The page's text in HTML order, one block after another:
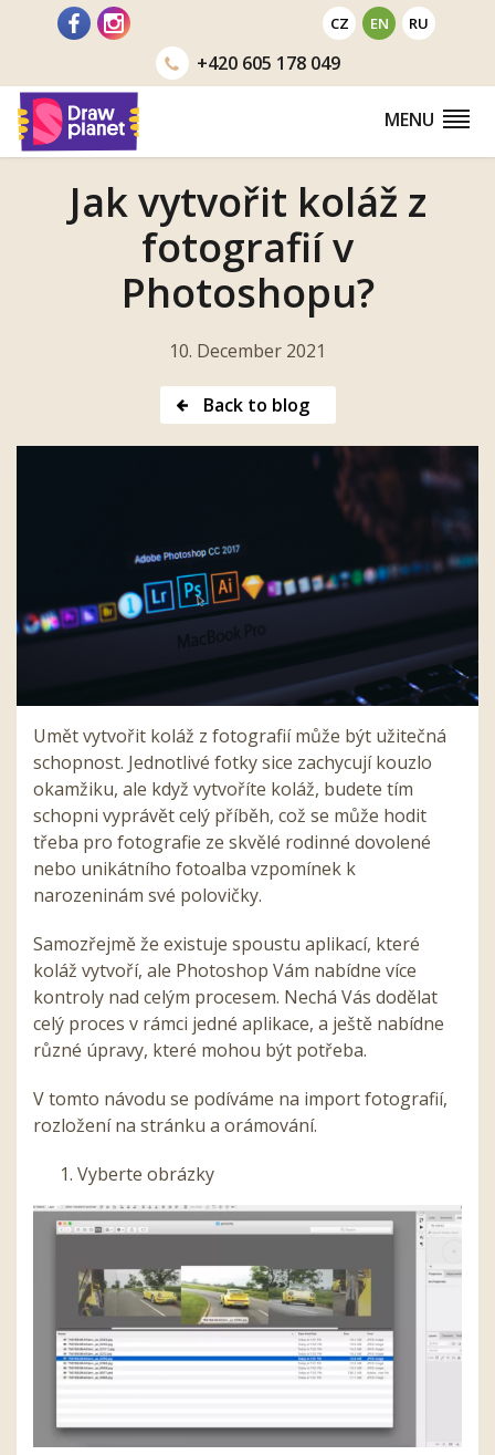
CZ EN RU
+420605 178 049
MENU
Jak vytvořit koláž z
fotografií v
Photoshopu?
10. December 2021
Back to blog
Umět vytvořit koláž z fotografií může být užitečná
schopnost. Jednotlivé fotky sice zachycují kouzlo
okamžiku, ale když vytvoříte koláž, budete tím
schopni vyprávět celý příběh, což se může hodit
třeba pro fotografie ze skvělé rodinné dovolené
nebo unikátního fotoalba vzpomínek k
narozeninám své polovičky.
Samozřejmě že existuje spoustu aplikací, které
koláž vytvoří, ale Photoshop Vám nabídne více
kontroly nad celým procesem. Nechá Vás dodělat
celý proces v rámci jedné aplikace, a ještě nabídne
různé úpravy, které mohou být potřeba.
V tomto návodu se podíváme na import fotografií,
rozložení na stránku a orámování.
Vyberte obrázky